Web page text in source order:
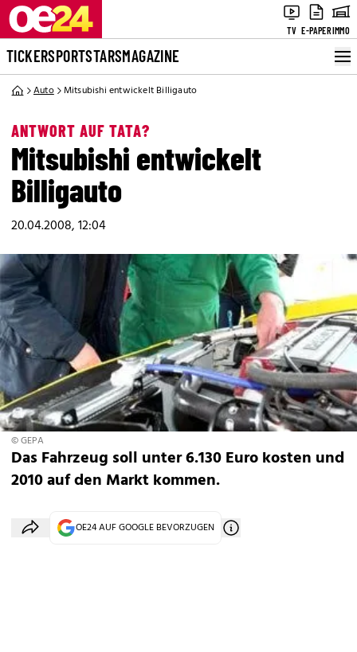
TV E-PAPERIMMO
TICKERSPORTSTARSMAGAZINE
Auto Mitsubishi entwickelt Billigauto
ANTWORT AUF TATA?
Mitsubishi entwickelt
Billigauto
20.04.2008, 12:04
© GEPA
Das Fahrzeug soll unter 6.130 Euro kosten und
2010 auf den Markt kommen.
OE24 AUF GOOGLE BEVORZUGEN